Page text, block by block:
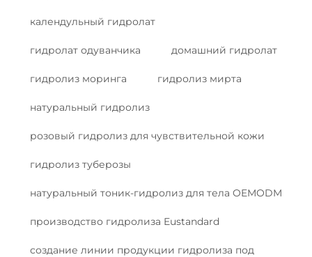
календульный гидролат
гидролат одуванчика домашний гидролат
гидролиз моринга гидролиз мирта
натуральный гидролиз
розовый гидролиз для чувствительной кожи
гидролиз туберозы
натуральный тоник-гидролиз для тела OEMODM
производство гидролиза Eustandard
создание линии продукции гидролиза под